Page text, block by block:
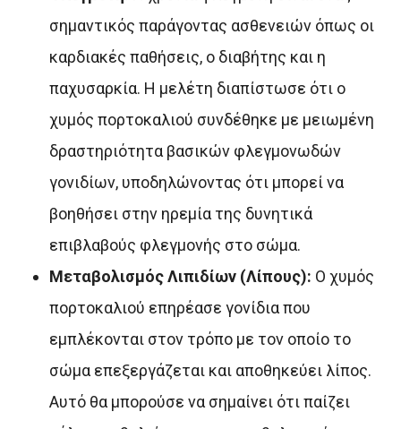
σημαντικός παράγοντας ασθενειών όπως οι
καρδιακές παθήσεις, ο διαβήτης και η
παχυσαρκία. Η μελέτη διαπίστωσε ότι ο
χυμός πορτοκαλιού συνδέθηκε με μειωμένη
δραστηριότητα βασικών φλεγμονωδών
γονιδίων, υποδηλώνοντας ότι μπορεί να
βοηθήσει στην ηρεμία της δυνητικά
επιβλαβούς φλεγμονής στο σώμα.
Μεταβολισμός Λιπιδίων (Λίπους): Ο χυμός
πορτοκαλιού επηρέασε γονίδια που
εμπλέκονται στον τρόπο με τον οποίο το
σώμα επεξεργάζεται και αποθηκεύει λίπος.
Αυτό θα μπορούσε να σημαίνει ότι παίζει